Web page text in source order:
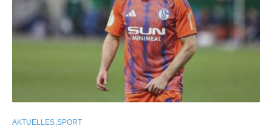
AKTUELLES SPORT